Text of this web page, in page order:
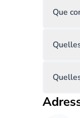
Que